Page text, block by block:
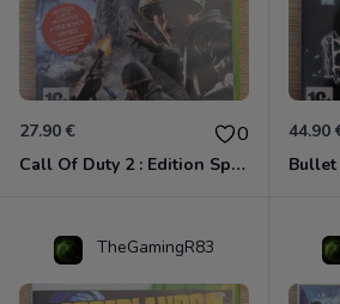
27.90 € 0
Call Of Duty 2 : Edition Spéciale Xbox 360 GOTY
44.90
TheGamingR83